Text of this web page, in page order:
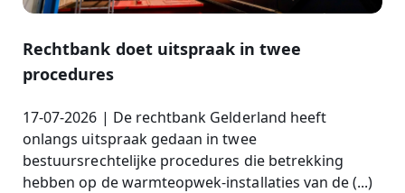
Rechtbank doet uitspraak in twee
procedures
17-07-2026 | De rechtbank Gelderland heeft
onlangs uitspraak gedaan in twee
bestuursrechtelijke procedures die betrekking
hebben op de warmteopwek-installaties van de (...)